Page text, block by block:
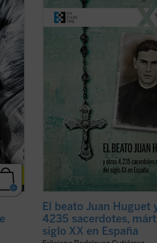
la
sacerdotes y seminaristas
siglo XX en España. Pequeña,
hermosa y precisa herramienta
conocer una gran historia. Los
del siglo XX son testigos
la causa del ...
El beato Juan Huguet
4235 sacerdotes,
siglo XX en España